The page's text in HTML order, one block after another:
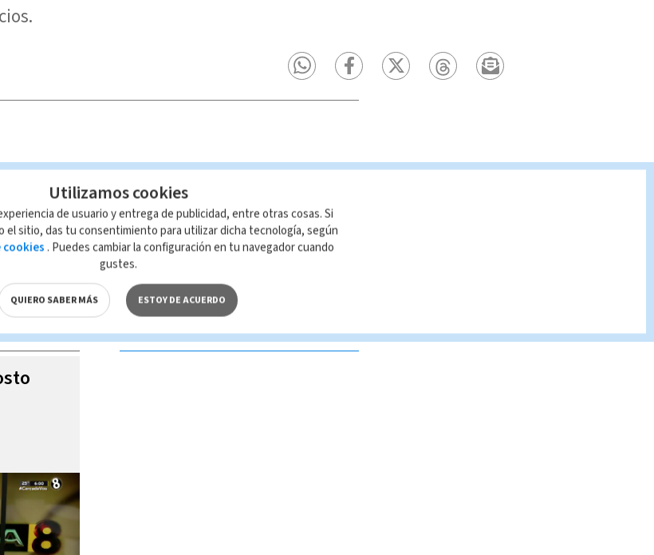
que es propiedad de TELEDIARIO; su reproducción no
Utilizamos cookies
de usuario y entrega de publicidad, entre otras cosas. Si
el sitio, das tu consentimiento para utilizar dicha tecnología, según
. Puedes cambiar la configuración en tu navegador cuando
gustes.
QUIERO SABER MÁS ESTOY DE ACUERDO